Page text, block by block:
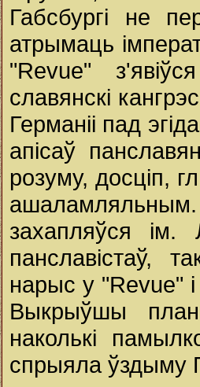
Габсбургі не
атрымаць
"Revue"
славянскі
Германіі пад
апісаў
розуму, досціп,
захапляўся ім.
панславістаў,
нарыс у "Revue"
Выкрыўшы
наколькі
спрыяла ўздыму